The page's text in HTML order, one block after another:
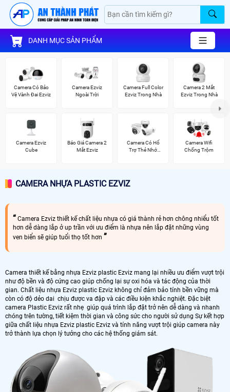
DANH MỤC SẢN PHẨM
Camera Có Bảo
Vệ Vành Đai Ezviz
Camera Ezviz
Ngoài Trời
Camera Full Color
Ezviz Trong Nhà
Camera 2 Mắt
Ezviz Trong Nhà
Camera Ezviz
Cube
Báo Giá Camera 2
Mắt Ezviz
Camera Có Hổ
Trợ Thẻ Nhớ
Camera Wifi
Chống Trộm
CAMERA NHỰA PLASTIC EZVIZ
Camera Ezviz thiết kế chất liệu nhựa có giá thành rẻ hơn chông nhiểu tốt
hơn dễ dàng lắp ở up trần với ưu điểm là nhựa nên lắp đặt những vùng
ven biển sẽ giúp tuổi thọ tốt hơn
Camera thiết kế bằng nhựa Ezviz plastic Ezviz mang lại nhiều ưu điểm vượt trội
như độ bền và độ cứng cao giúp chống lại sự oxi hóa và tác động của thời
gian. Chất liệu nhựa Ezviz plastic Ezviz không chỉ đảm bảo tính bền vững mà
còn có độ dẻo dai chịu được va đập và các điều kiện khắc nghiệt. Đặc biệt
camera Plastic Ezviz rất nhẹ giúp quá trình lắp đặt trở nên dễ dàng và nhanh
chóng trên tường, tiết kiệm thời gian và công sức cho người sử dụng Sự kết hợp
giữa chất liệu nhựa Ezviz plastic Ezviz và tính năng vượt trội giúp camera này
trở thành lựa chọn lý tưởng cho các hệ thống giám sát.